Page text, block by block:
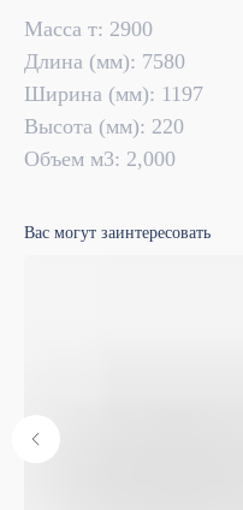
Масса т: 2900
Длина (мм): 7580
Ширина (мм): 1197
Высота (мм): 220
Объем м3: 2,000
Вас могут заинтересовать